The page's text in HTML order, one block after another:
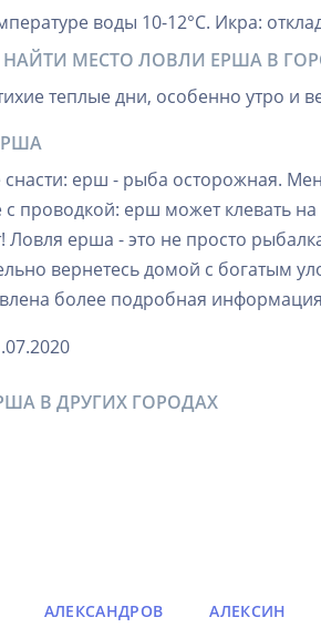
воды 10-12°C. Икра:
НАЙТИ МЕСТО ЛОВЛИ ЕРША В
теплые дни, особенно утро
снасти: ерш - рыба осторожная.
проводкой: ерш может клевать
Ловля ерша - это не просто
вернетесь домой с богатым
более подробная
В ДРУГИХ ГОРОДАХ
АЛЕКСАНДРОВ АЛЕКСИН